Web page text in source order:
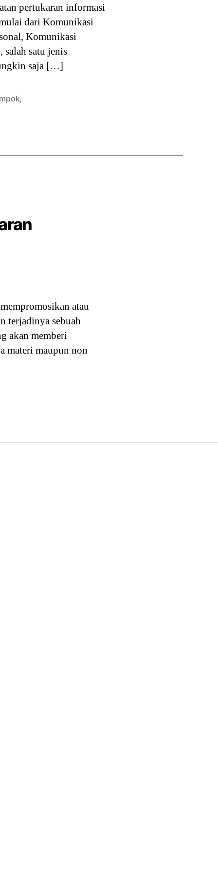
pertukaran informasi
dari Komunikasi
Komunikasi
satu jenis
saja […]
,
atau
terjadinya sebuah
akan memberi
materi maupun non